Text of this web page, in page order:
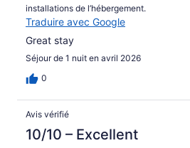
installations de l’hébergement.
Traduire avec Google
Great stay
Séjour de 1 nuit en avril 2026
0
Avis vérifié
10/10 – Excellent